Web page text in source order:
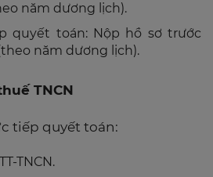
năm dương lịch).
quyết toán: Nộp hồ sơ trước
năm dương lịch).
TNCN
tiếp quyết toán:
TNCN.